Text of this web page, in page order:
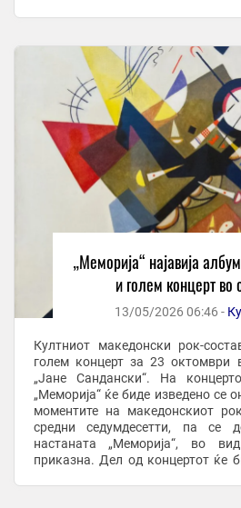
„Меморија“ најавиja
и голем концерт во
13/05/2026 06:46 -
Култниот македонски рок-
голем концерт за 23 октомври
„Јане Сандански“. На
„Меморија“ ќе биде изведено се
моментите на македонскиот
средни седумдесетти, па се
настаната „Меморија“, во
приказна. Дел од концертот ќе